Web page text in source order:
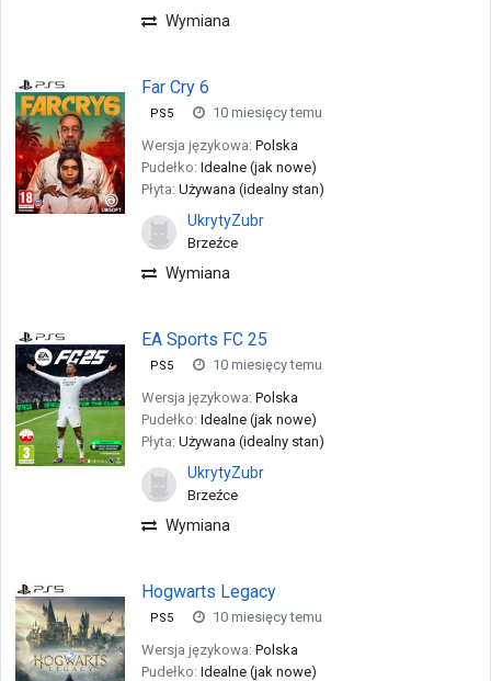
Wymiana
Far Cry 6
PS5
10 miesięcy temu
Wersja językowa: Polska
Pudełko: Idealne (jak nowe)
Płyta: Używana (idealny stan)
UkrytyZubr
Brzeźce
Wymiana
EA Sports FC 25
PS5
10 miesięcy temu
Wersja językowa: Polska
Pudełko: Idealne (jak nowe)
Płyta: Używana (idealny stan)
UkrytyZubr
Brzeźce
Wymiana
Hogwarts Legacy
PS5
10 miesięcy temu
Wersja językowa: Polska
Pudełko: Idealne (jak nowe)